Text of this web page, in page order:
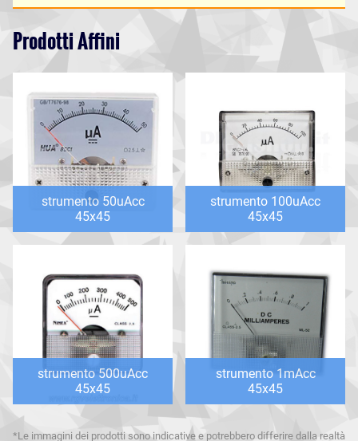
Prodotti Affini
strumento 50uAcc
45x45
strumento 100uAcc
45x45
strumento 500uAcc
45x45
strumento 1mAcc
45x45
*Le immagini dei prodotti sono indicative e potrebbero differire dalla realtà